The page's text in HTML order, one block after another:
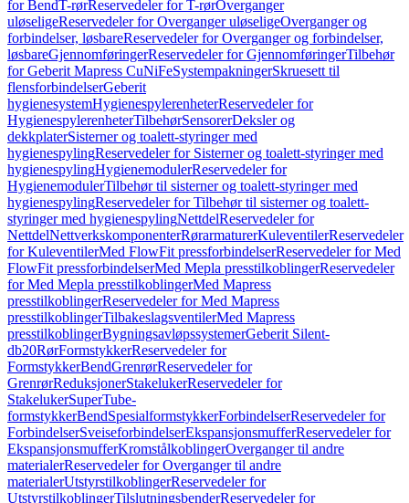
for BendT-rørReservedeler for T-rørOverganger
uløseligeReservedeler for Overganger uløseligeOverganger og
forbindelser, løsbareReservedeler for Overganger og forbindelser,
løsbareGjennomføringerReservedeler for GjennomføringerTilbehør
for Geberit Mapress CuNiFeSystempakningerSkruesett til
flensforbindelserGeberit
hygienesystemHygienespylerenheterReservedeler for
HygienespylerenheterTilbehørSensorerDeksler og
dekkplaterSisterner og toalett-styringer med
hygienespylingReservedeler for Sisterner og toalett-styringer med
hygienespylingHygienemodulerReservedeler for
HygienemodulerTilbehør til sisterner og toalett-styringer med
hygienespylingReservedeler for Tilbehør til sisterner og toalett-
styringer med hygienespylingNettdelReservedeler for
NettdelNettverkskomponenterRørarmaturerKuleventilerReservedeler
for KuleventilerMed FlowFit pressforbindelserReservedeler for Med
FlowFit pressforbindelserMed Mepla presstilkoblingerReservedeler
for Med Mepla presstilkoblingerMed Mapress
presstilkoblingerReservedeler for Med Mapress
presstilkoblingerTilbakeslagsventilerMed Mapress
presstilkoblingerBygningsavløpssystemerGeberit Silent-
db20RørFormstykkerReservedeler for
FormstykkerBendGrenrørReservedeler for
GrenrørReduksjonerStakelukerReservedeler for
StakelukerSuperTube-
formstykkerBendSpesialformstykkerForbindelserReservedeler for
ForbindelserSveiseforbindelserEkspansjonsmufferReservedeler for
EkspansjonsmufferKromstålkoblingerOverganger til andre
materialerReservedeler for Overganger til andre
materialerUtstyrstilkoblingerReservedeler for
UtstyrstilkoblingerTilslutningsbenderReservedeler for